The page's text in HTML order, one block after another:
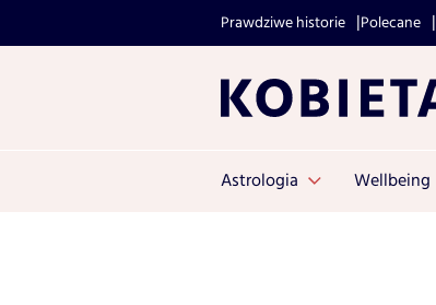
Prawdziwe historie Polecane
Astrologia Wellbeing